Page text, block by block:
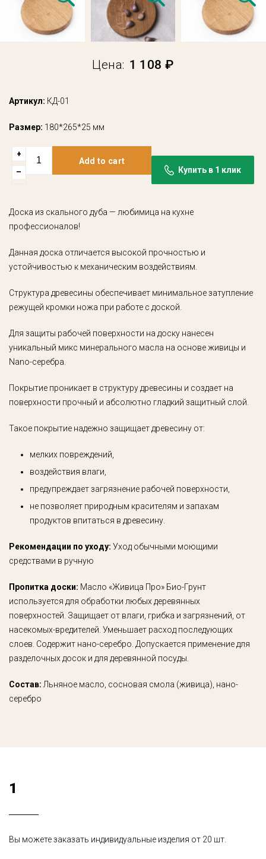
Цена: 1 108 ₽
Артикул: КД-01
Размер: 180*265*25 мм
+
–
Add to cart
Купить в 1 клик
Доска из скального дуба — любимица на кухне
профессионалов!
Данная доска отличается высокой прочностью и
устойчивостью к механическим воздействиям.
Структура древесины обеспечивает минимальное затупление
режущей кромки ножа при работе с доской.
Для защиты рабочей поверхности на доску нанесен
уникальный микс минерального масла на основе живицы и
Nano-серебра.
Покрытие проникает в структуру древесины и создает на
поверхности прочный и абсолютно гладкий защитный слой.
Такое покрытие надежно защищает древесину от:
мелких повреждений,
воздействия влаги,
предупреждает загрязнение рабочей поверхности,
не позволяет природным красителям и запахам
продуктов впитаться в древесину.
Рекомендации по уходу: Уход обычными моющими
средствами в ручную
Пропитка доски: Масло «Живица Про» Био-Грунт
используется для обработки любых деревянных
поверхностей. Защищает от влаги, грибка и загрязнений, от
насекомых-вредителей. Уменьшает расход последующих
слоев. Содержит нано-серебро. Допускается применение для
разделочных досок и для деревянной посуды.
Состав: Льняное масло, сосновая смола (живица), нано-
серебро
1
Вы можете заказать индивидуальные изделия от 20 шт.